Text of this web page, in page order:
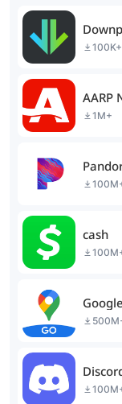
100K+
AARP
1M+
cash